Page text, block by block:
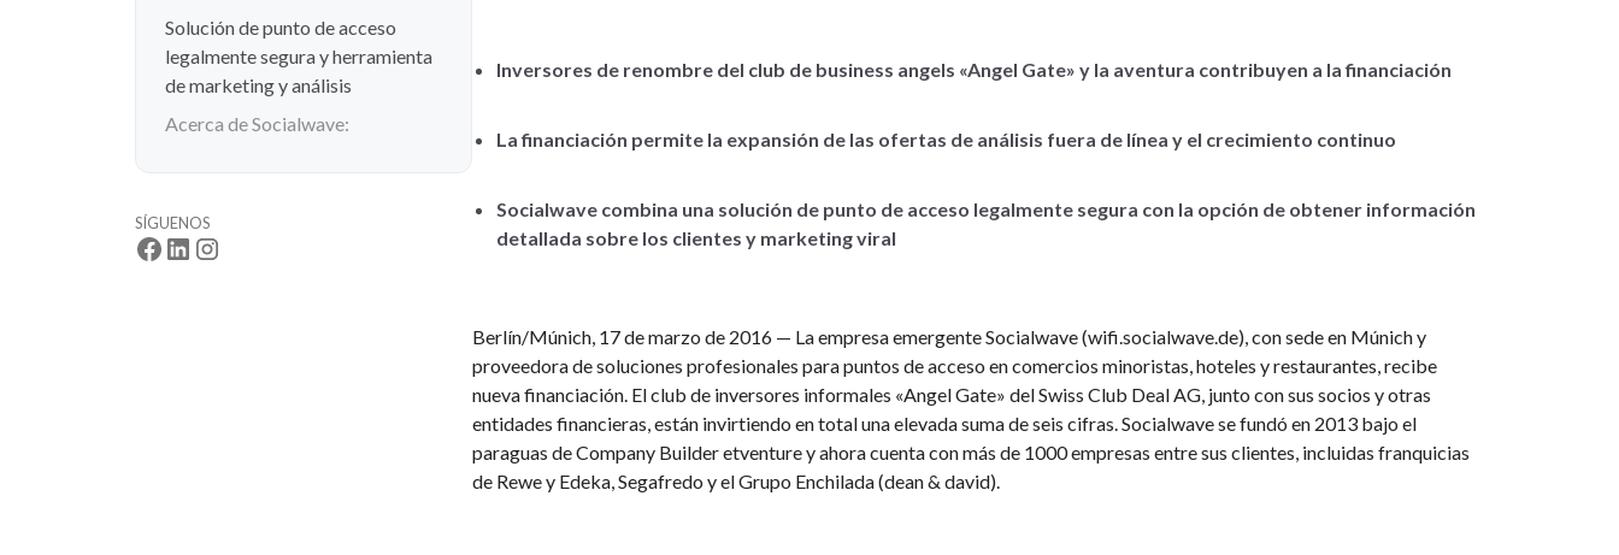
Solución de punto de acceso
legalmente segura y herramienta
de marketing y análisis
Acerca de Socialwave:
SÍGUENOS
Inversores de renombre del club de business angels «Angel Gate» y la aventura contribuyen a la financiación
La financiación permite la expansión de las ofertas de análisis fuera de línea y el crecimiento continuo
Socialwave combina una solución de punto de acceso legalmente segura con la opción de obtener información
detallada sobre los clientes y marketing viral
Berlín/Múnich, 17 de marzo de 2016 — La empresa emergente Socialwave (wifi.socialwave.de), con sede en Múnich y
proveedora de soluciones profesionales para puntos de acceso en comercios minoristas, hoteles y restaurantes, recibe
nueva financiación. El club de inversores informales «Angel Gate» del Swiss Club Deal AG, junto con sus socios y otras
entidades financieras, están invirtiendo en total una elevada suma de seis cifras. Socialwave se fundó en 2013 bajo el
paraguas de Company Builder etventure y ahora cuenta con más de 1000 empresas entre sus clientes, incluidas franquicias
de Rewe y Edeka, Segafredo y el Grupo Enchilada (dean & david).